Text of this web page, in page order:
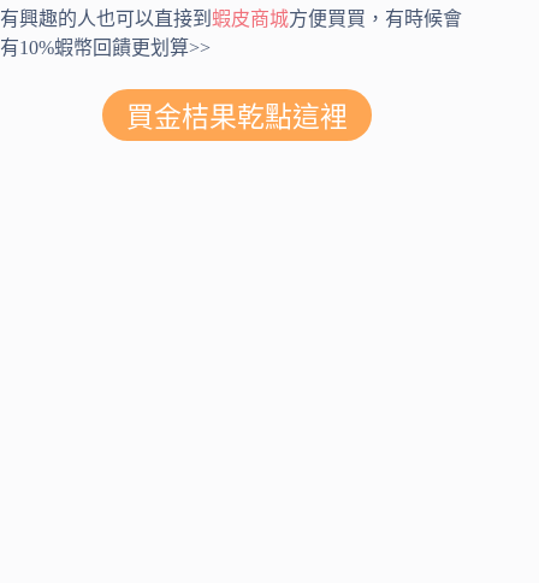
有興趣的人也可以直接到 蝦皮商城方便買買，有時候會
有10%蝦幣回饋更划算>>
買金桔果乾點這裡